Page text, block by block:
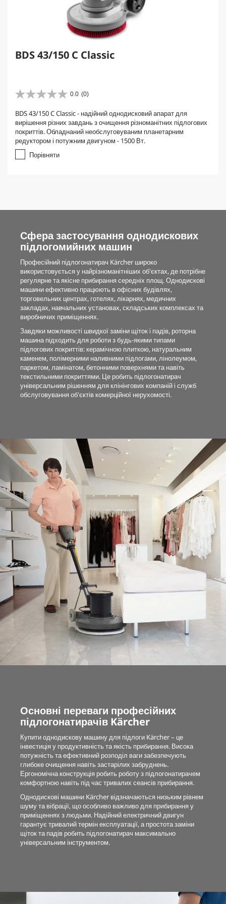
BDS 43/150 C Classic
0.0 (0)
0
0
з
5
з
р
BDS 43/150 C Classic - надійний однодисковий апарат для
вирішення різних завдань з очищення різноманітних підлогових
покриттів. Обладнаний необслуговуваним планетарним
редуктором і потужним двигуном - 1500 Вт.
Порівняти
Сфера застосування однодискових
підлогомийних машин
Професійний підлогонатирач Kärcher широко
використовується у найрізноманітніших об'єктах, де потрібне
регулярне та якісне прибирання середніх площ. Однодискові
машини ефективно працюють в офісних будівлях,
торговельних центрах, готелях, лікарнях, медичних
закладах, навчальних установах, складських комплексах та
виробничих приміщеннях.
Завдяки можливості швидкої заміни щіток і падів, роторна
машина підходить для роботи з будь-якими типами
підлогових покриттів: керамічною плиткою, натуральним
каменем, полімерними наливними підлогами, лінолеумом,
паркетом, ламінатом, бетонними поверхнями та навіть
текстильними покриттями. Це робить підлогонатирач
універсальним рішенням для клінінгових компаній і служб
обслуговування об'єктів комерційної нерухомості.
Основні переваги професійних
підлогонатирачів Kärcher
Купити однодискову машину для підлоги Kärcher – це
інвестиція у продуктивність та якість прибирання. Висока
потужність та ефективний розподіл ваги забезпечують
глибоке очищення навіть застарілих забруднень.
Ергономічна конструкція робить роботу з підлогонатирачем
комфортною навіть під час тривалих сеансів прибирання.
Однодискові машини Kärcher відзначаються низьким рівнем
шуму та вібрації, що особливо важливо для прибирання у
приміщеннях з людьми. Надійний електричний двигун
гарантує тривалий термін експлуатації, а простота заміни
щіток та падів робить підлогонатирач максимально
універсальним інструментом.